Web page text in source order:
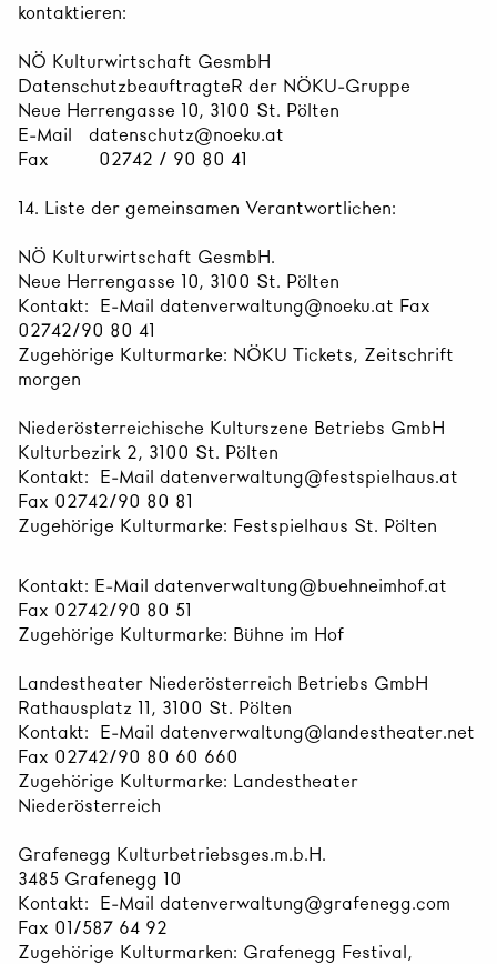
kontaktieren:
NÖ Kulturwirtschaft GesmbH
DatenschutzbeauftragteR der NÖKU-Gruppe
Neue Herrengasse 10, 3100 St. Pölten
E-Mail datenschutz@noeku.at
Fax 02742 / 90 80 41
14. Liste der gemeinsamen Verantwortlichen:
NÖ Kulturwirtschaft GesmbH.
Neue Herrengasse 10, 3100 St. Pölten
Kontakt: E-Mail datenverwaltung@noeku.at Fax
02742/90 80 41
Zugehörige Kulturmarke: NÖKU Tickets, Zeitschrift
morgen
Niederösterreichische Kulturszene Betriebs GmbH
Kulturbezirk 2, 3100 St. Pölten
Kontakt: E-Mail datenverwaltung@festspielhaus.at
Fax 02742/90 80 81
Zugehörige Kulturmarke: Festspielhaus St. Pölten
Kontakt: E-Mail datenverwaltung@buehneimhof.at
Fax 02742/90 80 51
Zugehörige Kulturmarke: Bühne im Hof
Landestheater Niederösterreich Betriebs GmbH
Rathausplatz 11, 3100 St. Pölten
Kontakt: E-Mail datenverwaltung@landestheater.net
Fax 02742/90 80 60 660
Zugehörige Kulturmarke: Landestheater
Niederösterreich
Grafenegg Kulturbetriebsges.m.b.H.
3485 Grafenegg 10
Kontakt: E-Mail datenverwaltung@grafenegg.com
Fax 01/587 64 92
Zugehörige Kulturmarken: Grafenegg Festival,